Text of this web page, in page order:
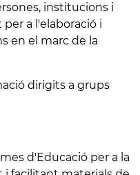
institucions i
a l'elaboració i
en el marc de la
dirigits a grups
d'Educació per a la